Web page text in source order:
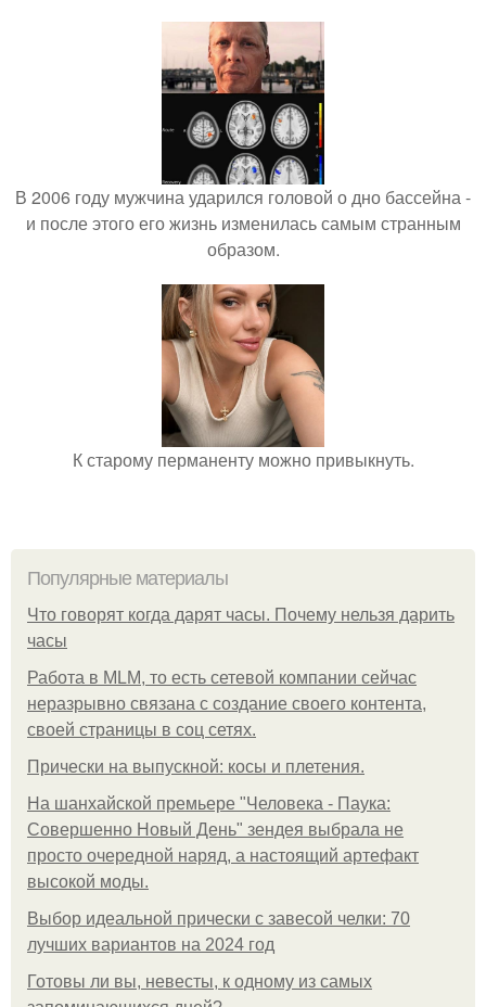
В 2006 году мужчина ударился головой о дно бассейна -
и после этого его жизнь изменилась самым странным
образом.
К старому перманенту можно привыкнуть.
Популярные материалы
Что говорят когда дарят часы. Почему нельзя дарить
часы
Работа в MLM, то есть сетевой компании сейчас
неразрывно связана с создание своего контента,
своей страницы в соц сетях.
Прически на выпускной: косы и плетения.
На шанхайской премьере "Человека - Паука:
Совершенно Новый День" зендея выбрала не
просто очередной наряд, а настоящий артефакт
высокой моды.
Выбор идеальной прически с завесой челки: 70
лучших вариантов на 2024 год
Готовы ли вы, невесты, к одному из самых